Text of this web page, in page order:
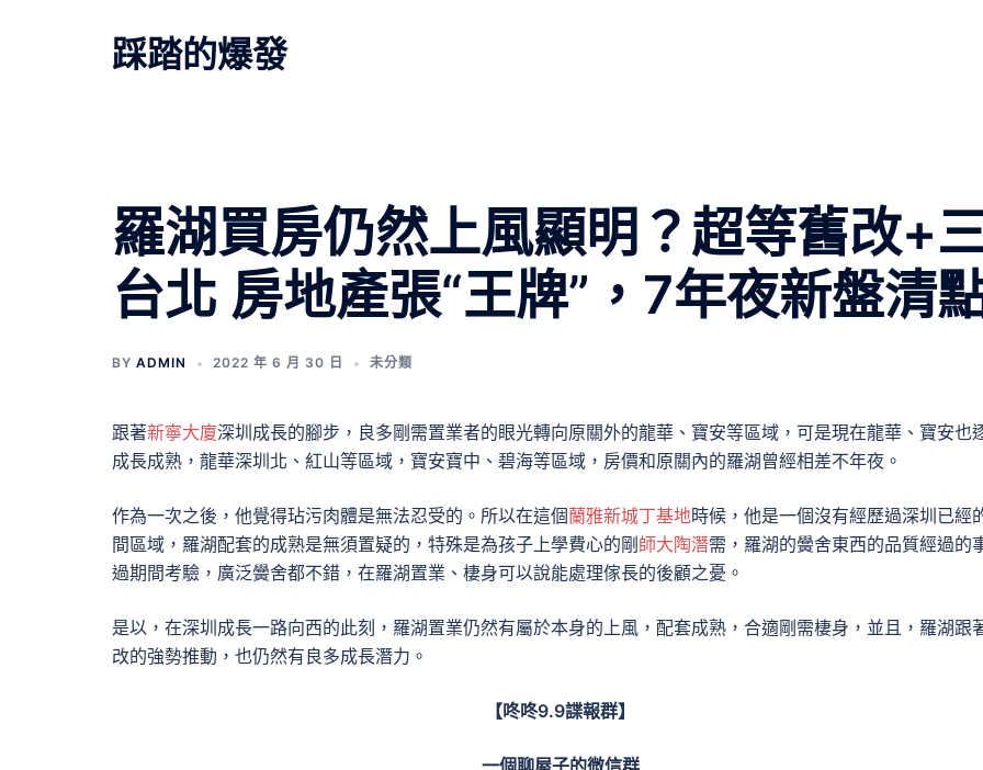
踩踏的爆發
羅湖買房仍然上風顯明？超等舊改+
台北 房地產張“王牌”，7年夜新盤清
BY ADMIN 2022 年 6 月 30 日 未分類
跟著新寧大廈深圳成長的腳步，良多剛需置業者的眼光轉向原關外的龍華、寶安等區域，可是現在龍華、寶安也
成長成熟，龍華深圳北、紅山等區域，寶安寶中、碧海等區域，房價和原關內的羅湖曾經相差不年夜。
作為一次之後，他覺得玷污肉體是無法忍受的。所以在這個蘭雅新城丁基地時候，他是一個沒有經歷過深圳已經
間區域，羅湖配套的成熟是無須置疑的，特殊是為孩子上學費心的剛 師大陶潛需，羅湖的黌舍東西的品質經過的
過期間考驗，廣泛黌舍都不錯，在羅湖置業、棲身可以說能處理傢長的後顧之憂。
是以，在深圳成長一路向西的此刻，羅湖置業仍然有屬於本身的上風，配套成熟，合適剛需棲身，並且，羅湖跟
改的強勢推動，也仍然有良多成長潛力。
【咚咚9.9諜報群】
一個聊屋子的微信群